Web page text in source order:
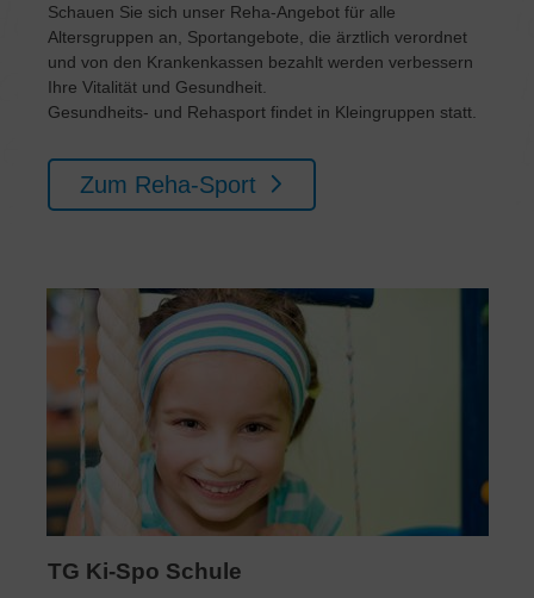
Schauen Sie sich unser Reha-Angebot für alle
Altersgruppen an, Sportangebote, die ärztlich verordnet
und von den Krankenkassen bezahlt werden verbessern
Ihre Vitalität und Gesundheit.
Gesundheits- und Rehasport findet in Kleingruppen statt.
Zum Reha-Sport
TG Ki-Spo Schule